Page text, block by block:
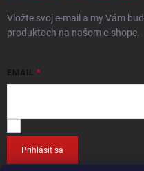
Vložte svoj e-mail a my Vám
produktoch na našom e-shope.
EMAIL
Prihlásiť sa